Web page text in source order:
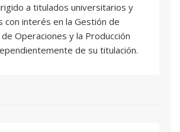
integral preparará a los
enfrentar los desafíos
de la gestión empresarial,
eficiencia operativa y la
a titulados universitarios y
con interés en la Gestión de
Operaciones y la Producción
de su titulación.